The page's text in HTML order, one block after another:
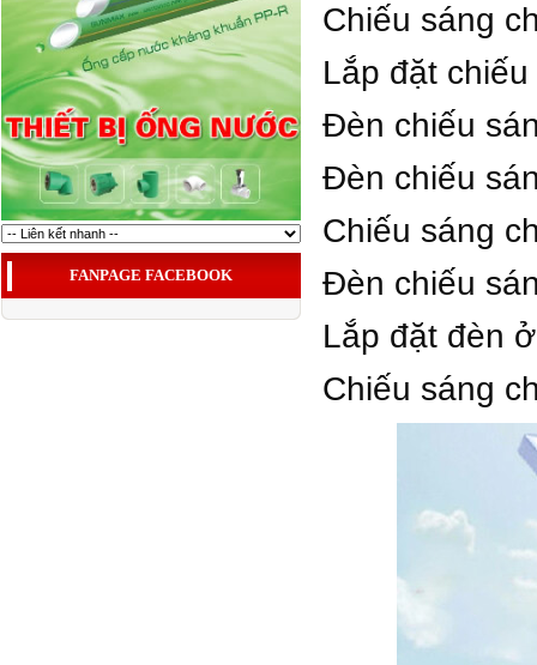
FANPAGE FACEBOOK
Chiếu sáng
Lắp đặt
Đèn chiếu
Đèn chiếu
Chiếu sáng
Đèn chiếu
Lắp đặt đèn
Chiếu sáng